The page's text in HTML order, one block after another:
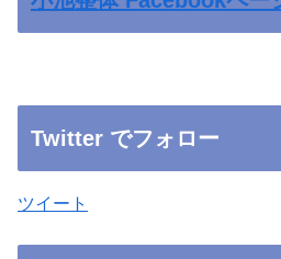
Twitter でフォロー
ツイート